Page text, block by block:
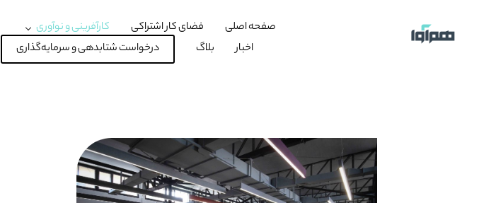
صفحه اصلی فضای کار اشتراکی کارآفرینی و نوآوری
اخبار
بلاگ درخواست شتابدهی و سرمایه‌گذاری